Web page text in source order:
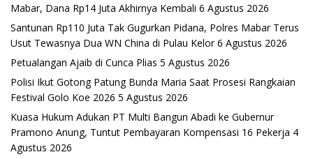
Mabar, Dana Rp14 Juta Akhirnya Kembali 6 Agustus 2026
Santunan Rp110 Juta Tak Gugurkan Pidana, Polres Mabar Terus
Usut Tewasnya Dua WN China di Pulau Kelor 6 Agustus 2026
Petualangan Ajaib di Cunca Plias 5 Agustus 2026
Polisi Ikut Gotong Patung Bunda Maria Saat Prosesi Rangkaian
Festival Golo Koe 2026 5 Agustus 2026
Kuasa Hukum Adukan PT Multi Bangun Abadi ke Gubernur
Pramono Anung, Tuntut Pembayaran Kompensasi 16 Pekerja 4
Agustus 2026